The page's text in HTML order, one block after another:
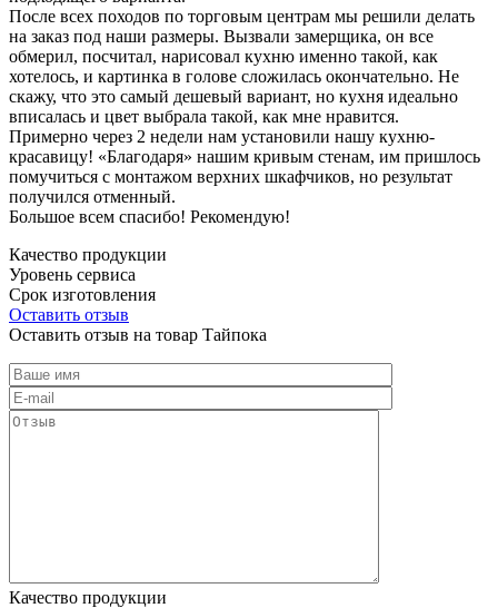
После всех походов по торговым центрам мы решили делать
на заказ под наши размеры. Вызвали замерщика, он все
обмерил, посчитал, нарисовал кухню именно такой, как
хотелось, и картинка в голове сложилась окончательно. Не
скажу, что это самый дешевый вариант, но кухня идеально
вписалась и цвет выбрала такой, как мне нравится.
Примерно через 2 недели нам установили нашу кухню-
красавицу! «Благодаря» нашим кривым стенам, им пришлось
помучиться с монтажом верхних шкафчиков, но результат
получился отменный.
Большое всем спасибо! Рекомендую!
Качество продукции
Уровень сервиса
Срок изготовления
Оставить отзыв
Оставить отзыв на товар Тайпока
Качество продукции